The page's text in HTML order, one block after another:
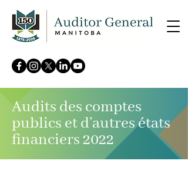
Audits des comptes
publics et d’autres états
financiers 2022